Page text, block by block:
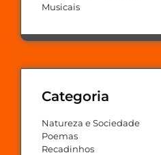
Musicais
Categoria
Natureza e Sociedade
Poemas
Recadinhos